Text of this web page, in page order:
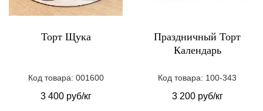
Торт Щука
Код товара: 001600
3 400 руб/кг
Праздничный Торт
Календарь
Код товара: 100-343
3 200 руб/кг